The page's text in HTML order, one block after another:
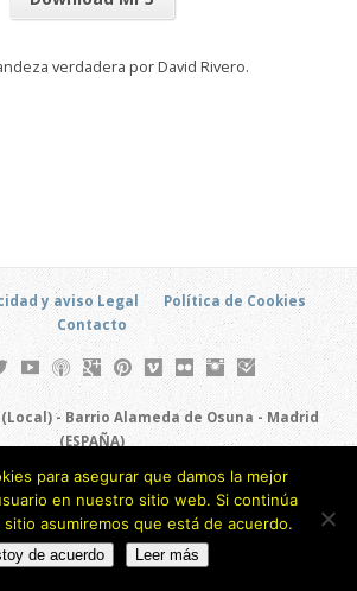
verdadera por David Rivero.
y aviso Legal
Política de Cookies
Contacto
- Barrio Alameda de Osuna - Madrid
(ESPAÑA)
Copyright © 2026
para asegurar que damos la mejor
en nuestro sitio web. Si continúa
asumiremos que está de acuerdo.
de acuerdo Leer más